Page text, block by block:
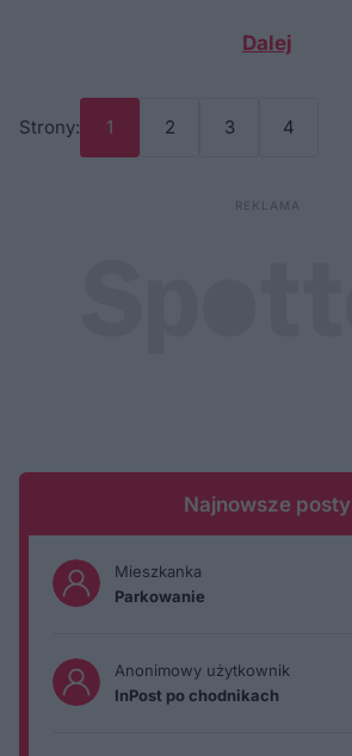
Dalej
Strony: 1 2 3 4
Najnowsze posty
Mieszkanka
Parkowanie
Anonimowy użytkownik
InPost po chodnikach